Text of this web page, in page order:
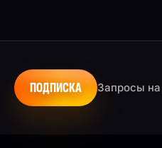
Запросы
ПОДПИСКА